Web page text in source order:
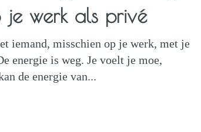
je werk als privé
iemand, misschien op je werk, met je
energie is weg. Je voelt je moe,
de energie van...